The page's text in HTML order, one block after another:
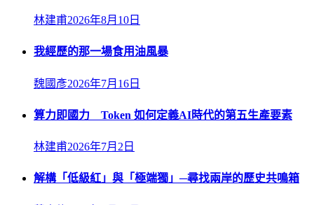
林建甫2026年8月10日
我經歷的那一場食用油風暴
魏國彥2026年7月16日
算力即國力 Token 如何定義AI時代的第五生產要素
林建甫2026年7月2日
解構「低級紅」與「極端獨」─尋找兩岸的歷史共鳴箱